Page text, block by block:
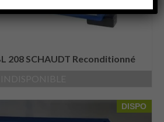
208 SCHAUDT Reconditionné
DISPO